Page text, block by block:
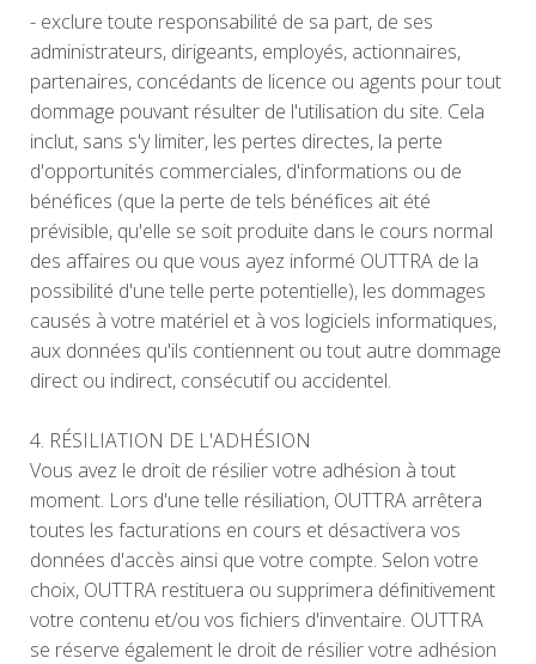
- exclure toute responsabilité de sa part, de ses
administrateurs, dirigeants, employés, actionnaires,
partenaires, concédants de licence ou agents pour tout
dommage pouvant résulter de l'utilisation du site. Cela
inclut, sans s'y limiter, les pertes directes, la perte
d'opportunités commerciales, d'informations ou de
bénéfices (que la perte de tels bénéfices ait été
prévisible, qu'elle se soit produite dans le cours normal
des affaires ou que vous ayez informé OUTTRA de la
possibilité d'une telle perte potentielle), les dommages
causés à votre matériel et à vos logiciels informatiques,
aux données qu'ils contiennent ou tout autre dommage
direct ou indirect, consécutif ou accidentel.
4. RÉSILIATION DE L'ADHÉSION
Vous avez le droit de résilier votre adhésion à tout
moment. Lors d'une telle résiliation, OUTTRA arrêtera
toutes les facturations en cours et désactivera vos
données d'accès ainsi que votre compte. Selon votre
choix, OUTTRA restituera ou supprimera définitivement
votre contenu et/ou vos fichiers d'inventaire. OUTTRA
se réserve également le droit de résilier votre adhésion